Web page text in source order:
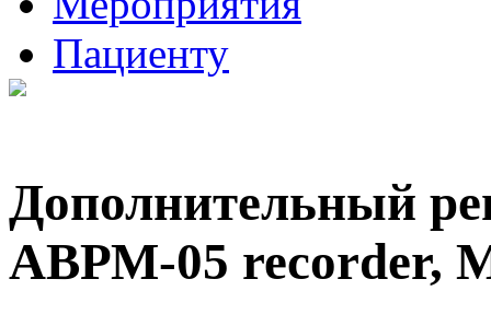
Пациенту
Дополнительный
АВРМ-05 recorder,